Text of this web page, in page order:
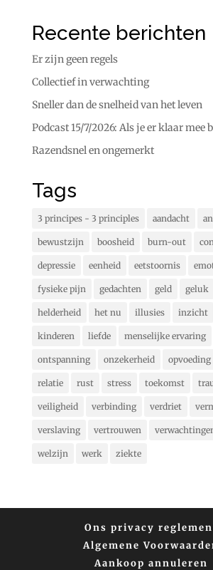
Recente berichten
Er zijn geen regels
Collectief in verwachting
Sneller dan de snelheid van het leven
Podcast 15/7/2026: Als je er klaar mee
Razendsnel en ongemerkt
Tags
3 principes - 3 principles aandacht
bewustzijn boosheid burn-out
depressie eenheid eetstoornis
fysieke pijn gedachten geld geluk
helderheid het nu illusies inzicht
kinderen liefde menselijke ervaring
ontspanning onzekerheid opvoeding
relatie rust stress toekomst
veiligheid verbinding verdriet
verslaving vertrouwen
welzijn werk ziekte
Ons privacy
Algemene
Aankoop annuleren